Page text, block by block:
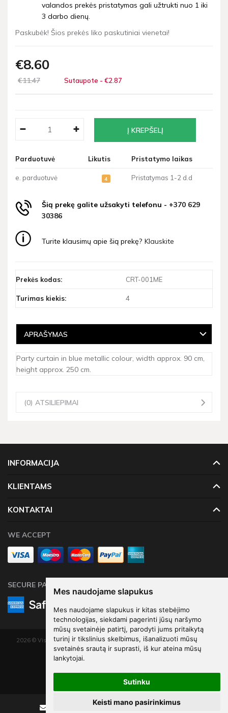
Mes naudojame slapukus
Mes naudojame slapukus ir kitas stebėjimo
technologijas, siekdami pagerinti jūsų naršymo
mūsų svetainėje patirtį, parodyti jums pritaikytą
turinį ir tikslinius skelbimus, išanalizuoti mūsų
svetainės srautą ir suprasti, iš kur ateina mūsų
lankytojai.
Sutinku
Keisti mano pasirinkimus
valandos prekės pristatymas gali užtrukti nuo 1 iki
3 darbo dienų.
Paskubėk! Šios prekės liko paskutiniai vienetai!
€8 60
€1147 Sutaupote - €2 87
Parduotuvė Likutis Pristatymo laikas
e. parduotuvė 4 Pristatymas 1-2 d.d
Šią prekę galite užsakyti telefonu - +370 629
30386
Turite klausimų apie šią prekę? Klauskite
Prekės kodas: CRT-001ME
Turimas kiekis: 4
APRAŠYMAS
Party curtain in blue metallic colour, width approx. 90 cm,
height approx. 250 cm.
(0) ATSILIEPIMAI
INFORMACIJA
KLIENTAMS
KONTAKTAI
WE ACCEPT
SECURE PAYMENTS
2026 © Visos teisės saugomos. Kopijuoti, platinti svetainės turinį be autorių
sutikimo draudžiama.
Elektroninių parduotuvių nuoma
Skambinti